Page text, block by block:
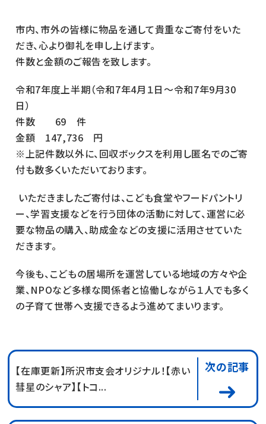
市内、市外の皆様に物品を通して貴重なご寄付をいた
だき、心より御礼を申し上げます。
件数と金額のご報告を致します。
令和7年度上半期（令和7年4月１日～令和7年9月30
日）
件数 69 件
金額 147,736 円
※上記件数以外に、回収ボックスを利用し匿名でのご寄
付も数多くいただいております。
いただきましたご寄付は、こども食堂やフードパントリ
ー、学習支援などを行う団体の活動に対して、運営に必
要な物品の購入、助成金などの支援に活用させていた
だきます。
今後も、こどもの居場所を運営している地域の方々や企
業、NPOなど多様な関係者と協働しながら１人でも多く
の子育て世帯へ支援できるよう進めてまいります。
【在庫更新】所沢市支会オリジナル！【赤い
彗星のシャア】【トコ...
次の記事